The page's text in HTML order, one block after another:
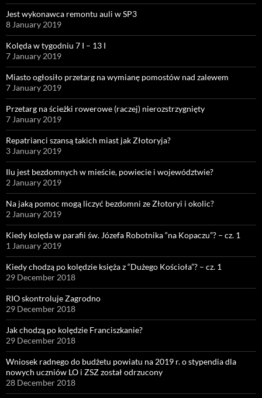
Jest wykonawca remontu auli w SP3
8 January 2019
Kolęda w tygodniu 7 I – 13 I
7 January 2019
Miasto ogłosiło przetarg na wymianę pomostów nad zalewem
7 January 2019
Przetarg na ścieżki rowerowe (raczej) nierozstrzygnięty
7 January 2019
Repatrianci szansą takich miast jak Złotoryja?
3 January 2019
Ilu jest bezdomnych w mieście, powiecie i województwie?
2 January 2019
Na jaką pomoc mogą liczyć bezdomni ze Złotoryi i okolic?
2 January 2019
Kiedy kolęda w parafii św. Józefa Robotnika “na Kopaczu”? – cz. 1
1 January 2019
Kiedy chodzą po kolędzie księża z “Dużego Kościoła”? – cz. 1
29 December 2018
RIO skontroluje Zagrodno
29 December 2018
Jak chodzą po kolędzie Franciszkanie?
29 December 2018
Wniosek radnego do budżetu powiatu na 2019 r. o stypendia dla
nowych uczniów LO i ZSZ został odrzucony
28 December 2018